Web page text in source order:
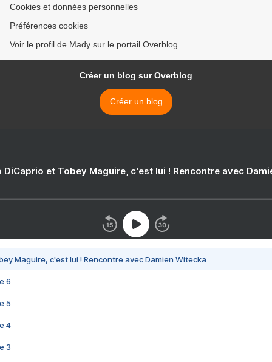
Cookies et données personnelles
Préférences cookies
Voir le profil de Mady sur le portail Overblog
Créer un blog sur Overblog
Créer un blog
DiCaprio et Tobey Maguire, c'est lui ! Rencontre avec
Maguire, c'est lui ! Rencontre avec Damien Witecka
6
5
4
3